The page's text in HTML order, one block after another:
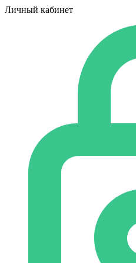
Личный кабинет